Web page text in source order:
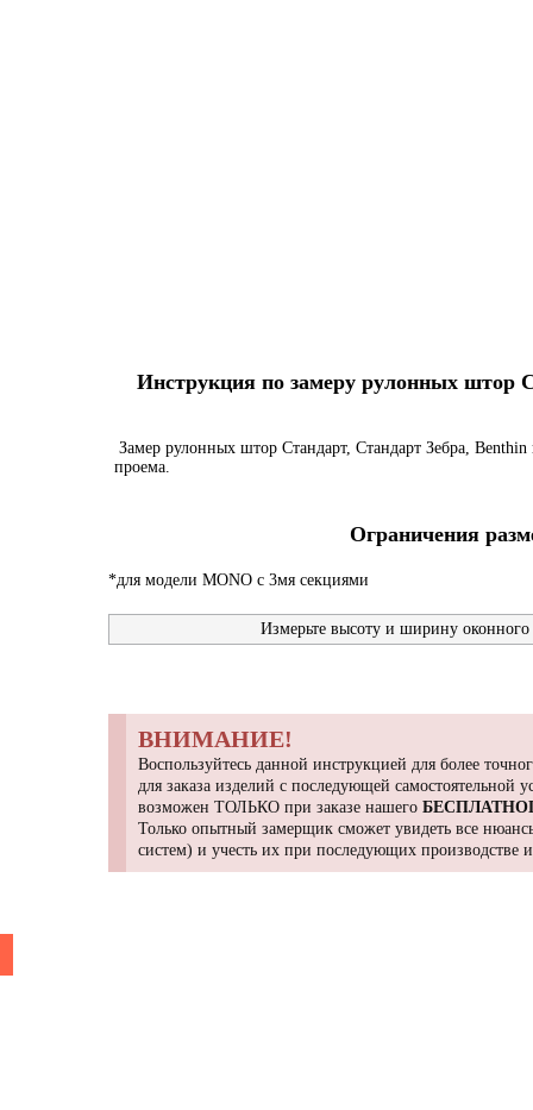
Инструкция по замеру рулонных штор
Замер рулонных штор Стандарт, Стандарт Зебра,
проема.
Ограничения
*для модели MONO с 3мя секциями
Измерьте высоту и ширину оконного
ВНИМАНИЕ!
Воспользуйтесь данной инструкцией для более
для заказа изделий с последующей
возможен ТОЛЬКО при заказе нашего
Только опытный замерщик сможет увидеть все
систем) и учесть их при последующих производстве